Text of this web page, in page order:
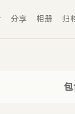
分享 相册 归